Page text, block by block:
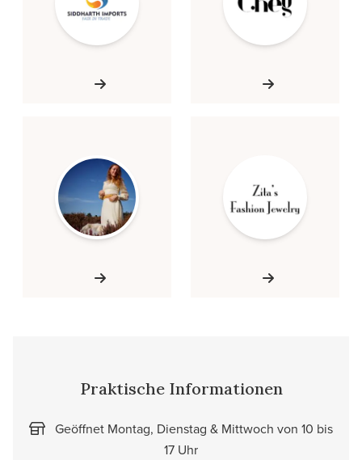
Praktische Informationen
Geöffnet Montag, Dienstag & Mittwoch von 10 bis
17 Uhr